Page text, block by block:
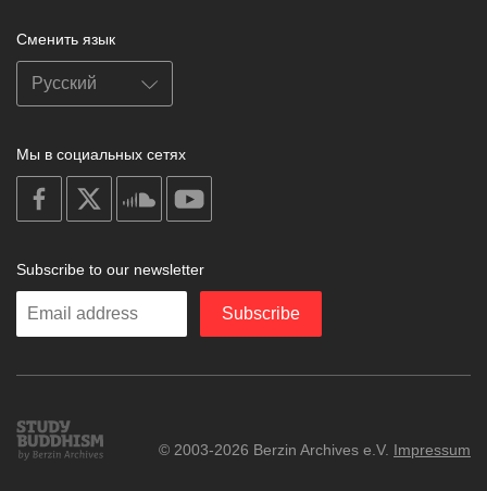
Сменить язык
Мы в социальных сетях
on
facebook
soundcloud
Subscribe to our newsletter
Enter
Subscribe
Study
Buddhism
© 2003-2026 Berzin Archives e.V. Impressum